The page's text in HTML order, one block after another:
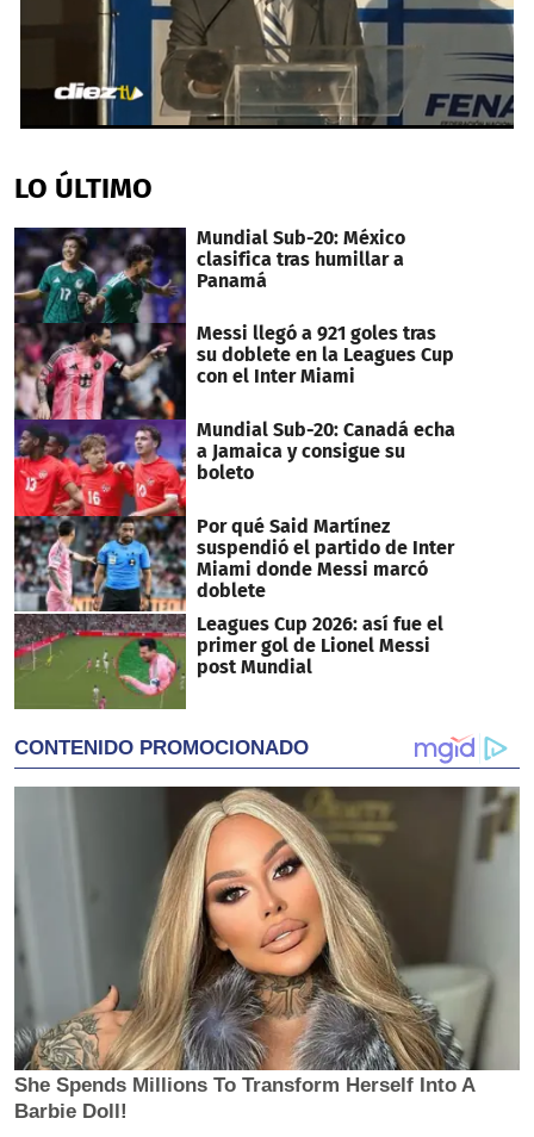
of
3
17
seconds
LO ÚLTIMO
Mundial Sub-20: México
clasifica tras humillar a
Panamá
Messi llegó a 921 goles tras
su doblete en la Leagues Cup
con el Inter Miami
Mundial Sub-20: Canadá echa
a Jamaica y consigue su
boleto
Por qué Said Martínez
suspendió el partido de Inter
Miami donde Messi marcó
doblete
Leagues Cup 2026: así fue el
primer gol de Lionel Messi
post Mundial